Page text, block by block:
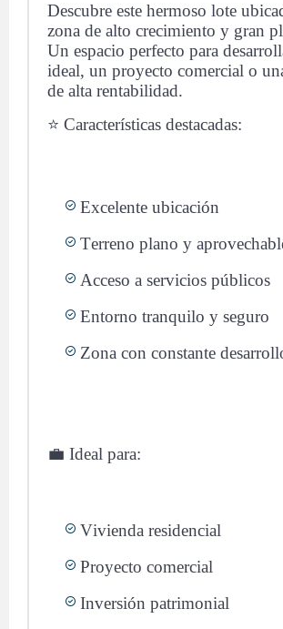
Descubre este hermoso lote
zona de alto crecimiento y gran
Un espacio perfecto para
ideal, un proyecto comercial o
de alta rentabilidad.
⭐ Características destacadas:
Excelente ubicación
Terreno plano y
Acceso a servicios públicos
Entorno tranquilo y seguro
Zona con constante
💼 Ideal para:
Vivienda residencial
Proyecto comercial
Inversión patrimonial